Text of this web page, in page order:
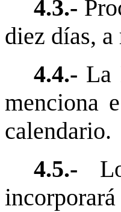
4.3.-
diez días,
4.4.- La
menciona
calendario.
4.5.-